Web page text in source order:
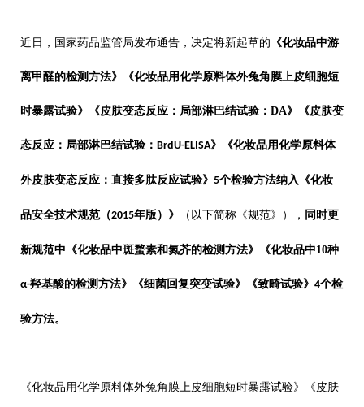
近日，国家药品监管局发布通告，决定将新起草的 《化妆品中游
离甲醛的检测方法》《化妆品用化学原料体外兔角膜上皮细胞短
时暴露试验》《皮肤变态反应：局部淋巴结试验： DA》《皮肤变
态反应：局部淋巴结试验： BrdU-ELISA》《化妆品用化学原料体
外皮肤变态反应：直接多肽反应试验》 5个检验方法纳入《化妆
品安全技术规范（2015年版）》 （以下简称《规范》）， 同时更
新规范中《化妆品中斑蝥素和氮芥的检测方法》《化妆品中10种
α-羟基酸的检测方法》《细菌回复突变试验》《致畸试验》 4个检
验方法。
《化妆品用化学原料体外兔角膜上皮细胞短时暴露试验》《皮肤